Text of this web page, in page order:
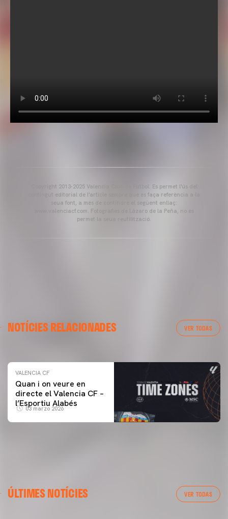
Copyright 2013-2025 Valencia Club de Futbol. Es permet l'ús del
contingut editorial de l'article sempre que es faça referència a la
seua font, a més de contindre el següent enllaç:
www.valenciacf.com. Fotografies de Lázaro de la Peña, no es
permet la seua reutilització.
NOTÍCIES RELACIONADES VER TODAS
ENTRENAMENT DEL VALENCIA CF 04/03/26
VALENCIA CF
Quan i on veure en
directe el Valencia CF –
l’Esportiu Alabés
03 marzo 2026
ÚLTIMES NOTÍCIES VER TODAS